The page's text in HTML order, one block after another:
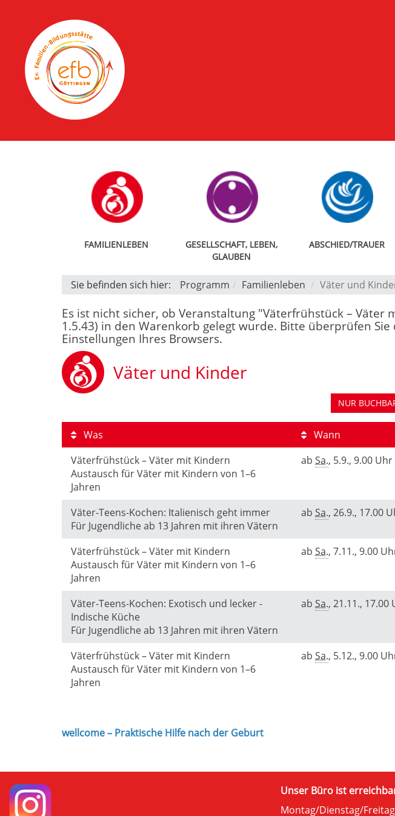
FAMILIENLEBEN
GESELLSCHAFT, LEBEN,
GLAUBEN
ABSCHIED/TRAUER
Sie befinden sich hier: Programm Familienleben Väter und
Es ist nicht sicher, ob Veranstaltung "Väterfrühstück –
1.5.43) in den Warenkorb gelegt wurde. Bitte überprüfen
Einstellungen Ihres Browsers.
Väter und Kinder
NUR
Was Wann
Väterfrühstück – Väter mit Kindern
Austausch für Väter mit Kindern von 1–6
Jahren
ab Sa., 5.9., 9.00 Uhr
Väter-Teens-Kochen: Italienisch geht immer
Für Jugendliche ab 13 Jahren mit ihren Vätern
ab Sa., 26.9., 17.00
Väterfrühstück – Väter mit Kindern
Austausch für Väter mit Kindern von 1–6
Jahren
ab Sa., 7.11., 9.00
Väter-Teens-Kochen: Exotisch und lecker -
Indische Küche
Für Jugendliche ab 13 Jahren mit ihren Vätern
ab Sa., 21.11., 17.00
Väterfrühstück – Väter mit Kindern
Austausch für Väter mit Kindern von 1–6
Jahren
ab Sa., 5.12., 9.00
wellcome – Praktische Hilfe nach der Geburt
Unser Büro ist
Montag/Dienstag/